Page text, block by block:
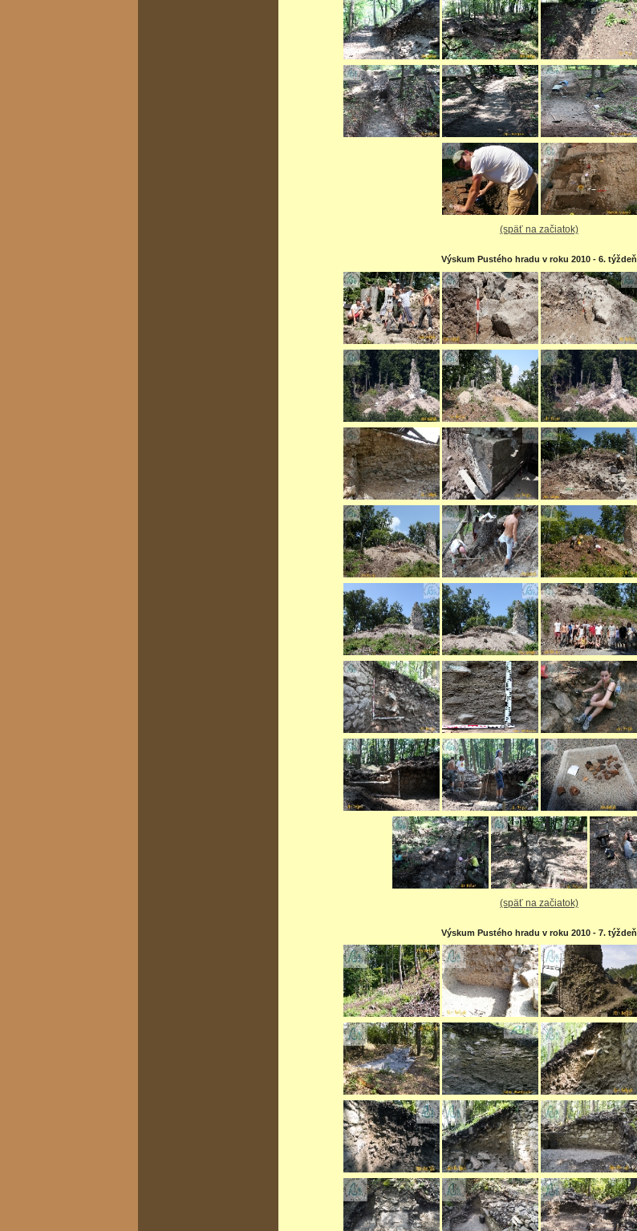
(späť na začiatok)
Výskum Pustého hradu v roku 2010 - 6. týždeň
(späť na začiatok)
Výskum Pustého hradu v roku 2010 - 7. týždeň